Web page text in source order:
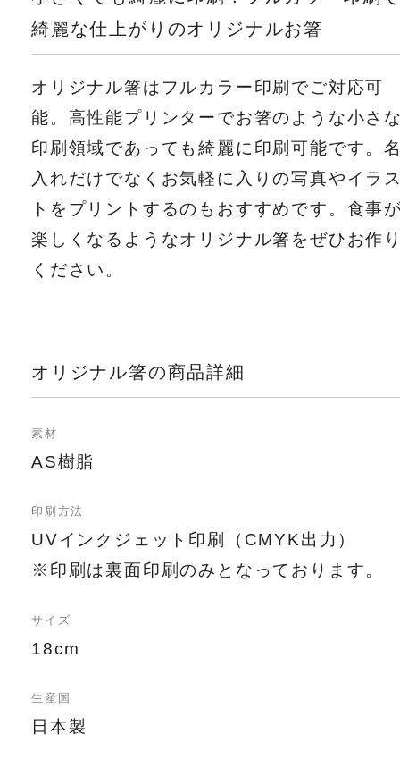
綺麗な仕上がりのオリジナルお箸
オリジナル箸はフルカラー印刷でご対応可
能。高性能プリンターでお箸のような小さ
印刷領域であっても綺麗に印刷可能です。
入れだけでなくお気軽に入りの写真やイラ
トをプリントするのもおすすめです。食事
楽しくなるようなオリジナル箸をぜひお作
ください。
オリジナル箸の商品詳細
素材
AS樹脂
印刷方法
UVインクジェット印刷（CMYK出力）
※印刷は裏面印刷のみとなっております。
サイズ
18cm
生産国
日本製